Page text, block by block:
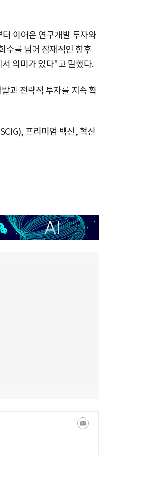
이어온 연구개발 투자와
수를 넘어 잠재적인 향후
의미가 있다"고 말했다.
과 전략적 투자를 지속 확
프리미엄 백신, 혁신